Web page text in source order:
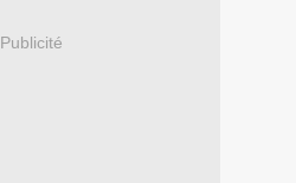
Publicité